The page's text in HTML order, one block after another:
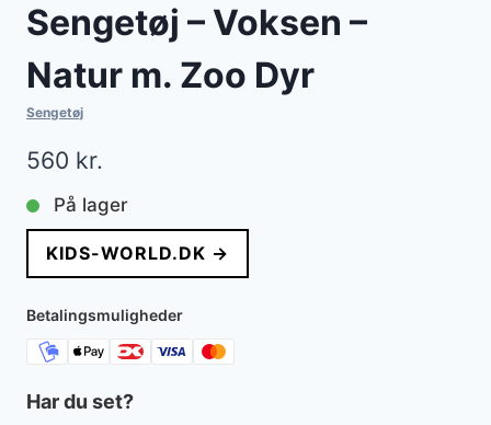
Sengetøj – Voksen –
Natur m. Zoo Dyr
Sengetøj
560 kr.
På lager
KIDS-WORLD.DK →
Betalingsmuligheder
Har du set?